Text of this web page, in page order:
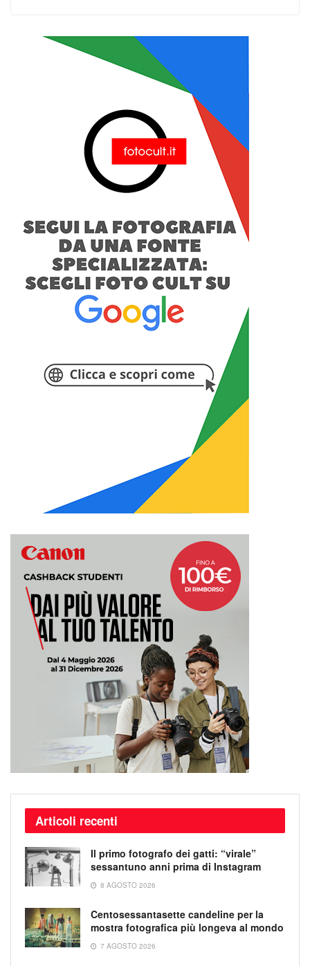
Articoli recenti
Il primo fotografo dei gatti: “virale”
sessantuno anni prima di Instagram
8 AGOSTO 2026
Centosessantasette candeline per la
mostra fotografica più longeva al mondo
7 AGOSTO 2026